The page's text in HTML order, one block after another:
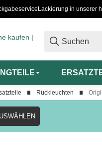
Lackierung in unserer
Rückleuchten